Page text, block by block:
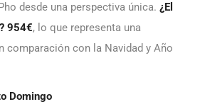
desde una perspectiva única. ¿El
954€, lo que representa una
comparación con la Navidad y Año
Domingo